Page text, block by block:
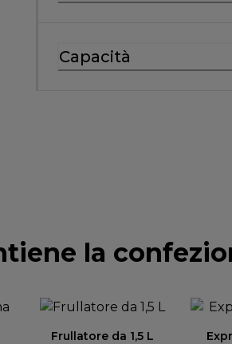
Capacità
la
Frullatore da 1,5 L